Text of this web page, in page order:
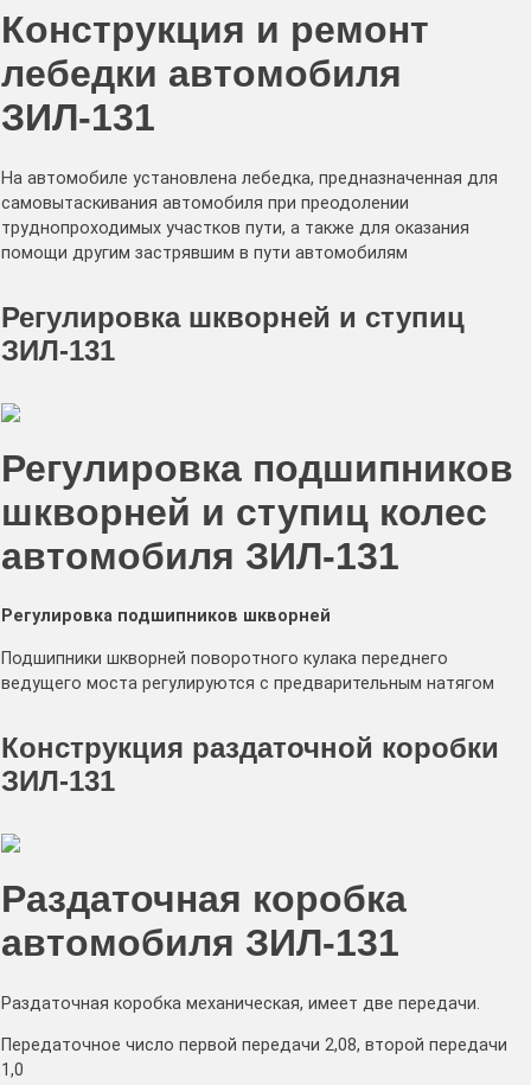
Конструкция и ремонт
лебедки автомобиля
ЗИЛ-131
На автомобиле установлена лебедка, предназначенная для
самовытаскивания автомобиля при преодолении
труднопроходимых участков пути, а также для оказания
помощи другим застрявшим в пути автомобилям
Регулировка шкворней и ступиц
ЗИЛ-131
Регулировка подшипников
шкворней и ступиц колес
автомобиля ЗИЛ-131
Регулировка подшипников шкворней
Подшипники шкворней поворотного кулака переднего
ведущего моста регулируются с предварительным натягом
Конструкция раздаточной коробки
ЗИЛ-131
Раздаточная коробка
автомобиля ЗИЛ-131
Раздаточная коробка механическая, имеет две передачи.
Передаточное число первой передачи 2,08, второй передачи
1,0